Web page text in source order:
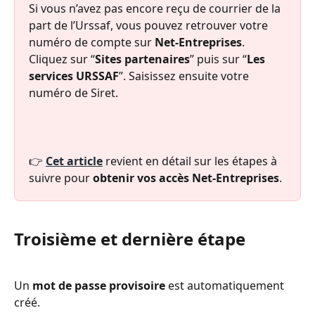
Si vous n’avez pas encore reçu de courrier de la
part de l’Urssaf, vous pouvez retrouver votre
numéro de compte sur Net-Entreprises.
Cliquez sur “Sites partenaires” puis sur “Les
services URSSAF”. Saisissez ensuite votre
numéro de Siret.
👉 Cet article revient en détail sur les étapes à
suivre pour obtenir vos accès Net-Entreprises.
Troisième et dernière étape
Un mot de passe provisoire est automatiquement
créé.